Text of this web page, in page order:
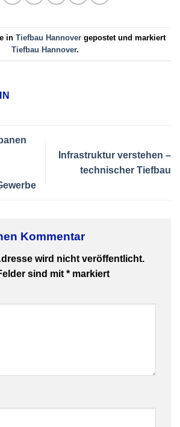
in Tiefbau Hannovergepostet und markiert
Tiefbau Hannover.
Infrastruktur verstehen –
technischer Tiefbau
Kommentar
wird nicht veröffentlicht.
sind mit * markiert